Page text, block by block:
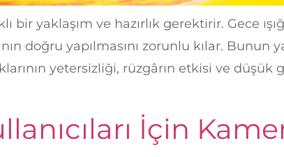
yaklaşım ve hazırlık gerektirir. Gece
doğru yapılmasını zorunlu kılar. Bunun
yetersizliği, rüzgârın etkisi ve düşük
İçin